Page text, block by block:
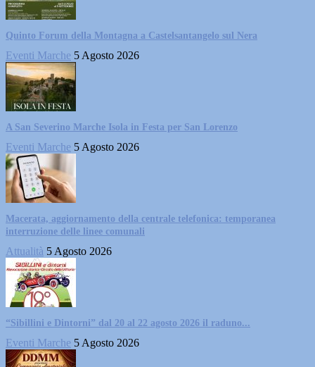
Quinto Forum della Montagna a Castelsantangelo sul Nera
Eventi Marche 5 Agosto 2026
A San Severino Marche Isola in Festa per San Lorenzo
Eventi Marche 5 Agosto 2026
Macerata, aggiornamento della centrale telefonica: temporanea
interruzione delle linee comunali
Attualità 5 Agosto 2026
“Sibillini e Dintorni” dal 20 al 22 agosto 2026 il raduno...
Eventi Marche 5 Agosto 2026